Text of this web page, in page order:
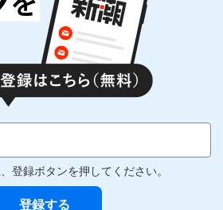
登録ボタンを押してください。